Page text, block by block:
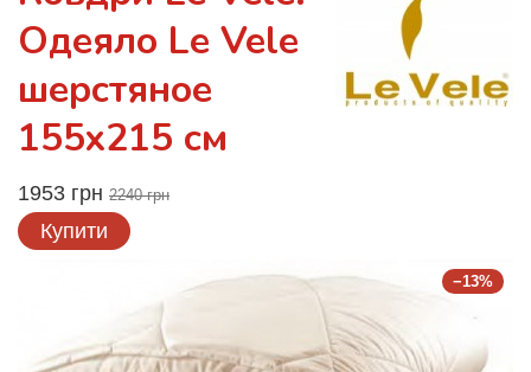
Одеяло Le Vele
шерстяное
155x215 см
1953 грн 2240 грн
Купити
−13%